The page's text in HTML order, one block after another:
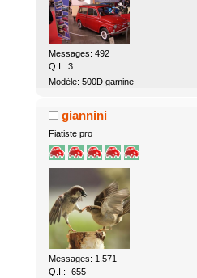
Messages: 492
Q.I.: 3
Modèle: 500D gamine
giannini
Fiatiste pro
Messages: 1.571
Q.I.: -655